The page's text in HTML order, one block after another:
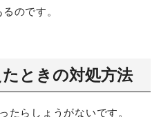
のです。
ときの対処方法
たらしょうがないです。